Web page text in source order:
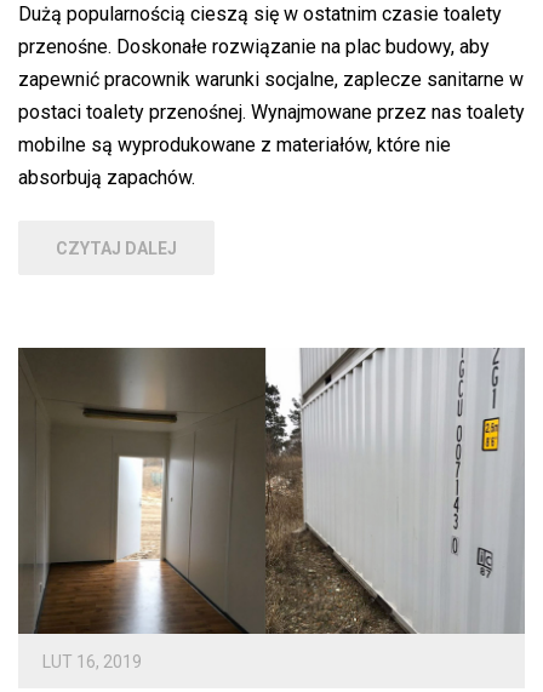
Dużą popularnością cieszą się w ostatnim czasie toalety
przenośne. Doskonałe rozwiązanie na plac budowy, aby
zapewnić pracownik warunki socjalne, zaplecze sanitarne w
postaci toalety przenośnej. Wynajmowane przez nas toalety
mobilne są wyprodukowane z materiałów, które nie
absorbują zapachów.
CZYTAJ DALEJ
LUT 16, 2019